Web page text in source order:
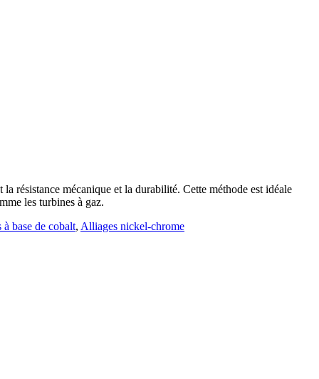
résistance mécanique et la durabilité. Cette méthode est idéale
les turbines à gaz.
base de cobalt, Alliages nickel-chrome